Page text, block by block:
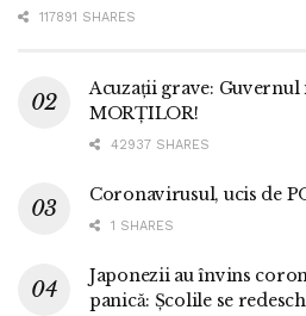
117891 SHARES
Acuzații grave:
MORȚILOR!
42937 SHARES
Coronavirusul, ucis de
1 SHARES
Japonezii au învins
panică: Școlile se